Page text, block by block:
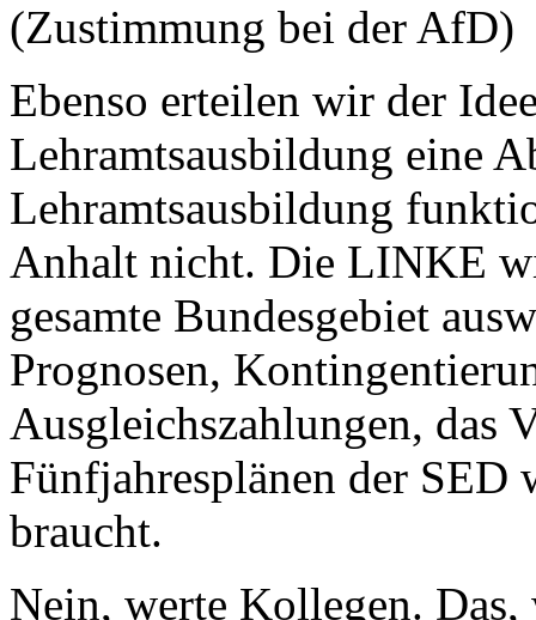
(Zustimmung bei der AfD)
Ebenso erteilen wir der
Lehramtsausbildung eine
Lehramtsausbildung
Anhalt nicht. Die LINKE
gesamte Bundesgebiet
Prognosen,
Ausgleichszahlungen, das
Fünfjahresplänen der SED
braucht.
Nein, werte Kollegen. Das,